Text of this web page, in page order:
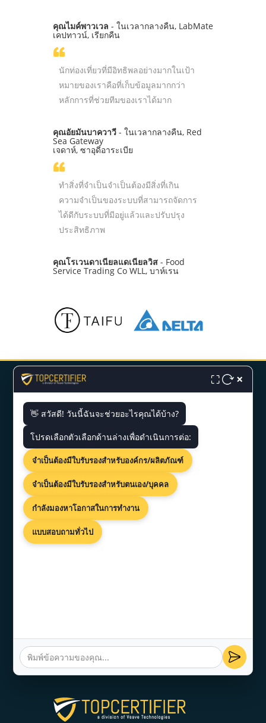
คุณไมค์พาวเวล - ในเวลากลางคืน, LabMate
เคปทาวน์, เรียกคืน
นักท่องเที่ยวที่มีอิทธิพลอย่างมากในเป้า
หมายของเราคือที่เก็บข้อมูลมากกว่า
หลักการที่ช่วยทีมของเราได้มาก
คุณอัยมันบาควาวี - ในเวลากลางคืน, Red
Sea Gateway
เจดาห์, ซาอุดีอาระเบีย
ทำสิ่งที่จำเป็นจำเป็นต้องมีสิ่งที่เกิน
ความจำเป็นของระบบที่สามารถจัดการ
ได้ดีกับระบบที่มีอยู่แล้วและปรับปรุง
ประสิทธิภาพ
คุณโรเวนดาเนียลแดเนียลวิส - Food
Service Trading Co WLL, บาห์เรน
บริษัทของเรา
TopCertifier ซึ่งเป็นส่วนหนึ่งของ Veave
Technologies เป็นบริษัทที่ปรึกษาที่ได้รับความไว้
วางใจทั่วโลก เชี่ยวชาญด้านการรับรองมาตรฐาน
⛶ ×
👋 สวัสดี! วันนี้ฉันจะช่วยอะไรคุณได้บ้าง?
โปรดเลือกตัวเลือกด้านล่างเพื่อดำเนินการต่อ:
จำเป็นต้องมีใบรับรองสำหรับองค์กร/ผลิตภัณฑ์
จำเป็นต้องมีใบรับรองสำหรับตนเอง/บุคคล
กำลังมองหาโอกาสในการทำงาน
แบบสอบถามทั่วไป